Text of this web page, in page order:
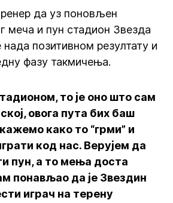
да уз поновљен
меча и пун стадион Звезда
позитивном резултату и
фазу такмичења.
то је оно што сам
овога пута бих баш
како то “грми” и
код нас. Верујем да
пун, а то мења доста
понављао да је Звездин
играч на терену